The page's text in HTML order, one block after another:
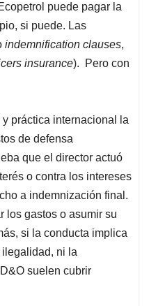
puede pagar la
si puede. Las
indemnification clauses,
insurance). Pero con
práctica internacional la
de defensa
que el director actuó
o contra los intereses
a indemnización final.
los gastos o asumir su
si la conducta implica
ni la
suelen cubrir